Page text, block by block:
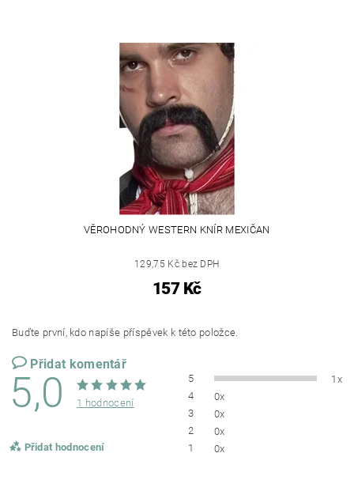
VĚROHODNÝ WESTERN KNÍR MEXIČAN
129,75 Kč bez DPH
157 Kč
Buďte první, kdo napíše příspěvek k této položce.
Přidat komentář
5,0 1 hodnocení
Přidat hodnocení
5
1x
4
0x
3
0x
2
0x
1
0x